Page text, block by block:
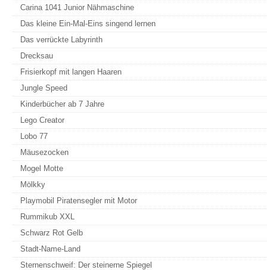
Carina 1041 Junior Nähmaschine
Das kleine Ein-Mal-Eins singend lernen
Das verrückte Labyrinth
Drecksau
Frisierkopf mit langen Haaren
Jungle Speed
Kinderbücher ab 7 Jahre
Lego Creator
Lobo 77
Mäusezocken
Mogel Motte
Mölkky
Playmobil Piratensegler mit Motor
Rummikub XXL
Schwarz Rot Gelb
Stadt-Name-Land
Sternenschweif: Der steinerne Spiegel